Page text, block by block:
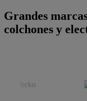
Grandes
colchones y